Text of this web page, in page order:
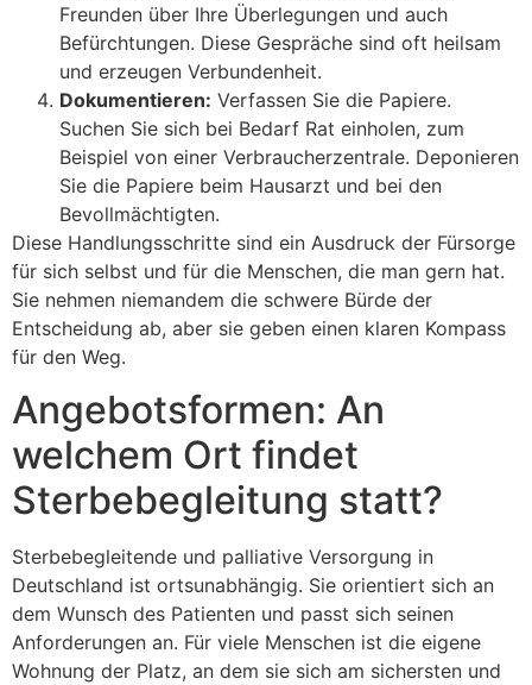
Freunden über Ihre Überlegungen und auch
Befürchtungen. Diese Gespräche sind oft heilsam
und erzeugen Verbundenheit.
Dokumentieren: Verfassen Sie die Papiere.
Suchen Sie sich bei Bedarf Rat einholen, zum
Beispiel von einer Verbraucherzentrale. Deponieren
Sie die Papiere beim Hausarzt und bei den
Bevollmächtigten.
Diese Handlungsschritte sind ein Ausdruck der Fürsorge
für sich selbst und für die Menschen, die man gern hat.
Sie nehmen niemandem die schwere Bürde der
Entscheidung ab, aber sie geben einen klaren Kompass
für den Weg.
Angebotsformen: An
welchem Ort findet
Sterbebegleitung statt?
Sterbebegleitende und palliative Versorgung in
Deutschland ist ortsunabhängig. Sie orientiert sich an
dem Wunsch des Patienten und passt sich seinen
Anforderungen an. Für viele Menschen ist die eigene
Wohnung der Platz, an dem sie sich am sichersten und